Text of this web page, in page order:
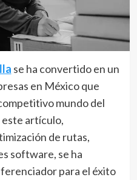
se ha convertido en un
en México que
mundo del
artículo,
de rutas,
software, se ha
para el éxito